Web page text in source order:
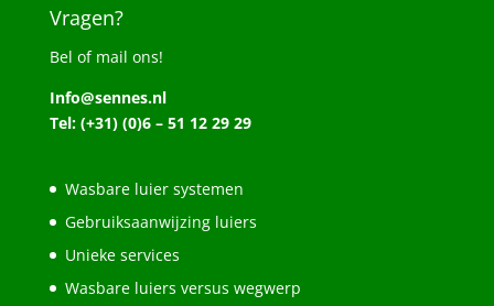
Vragen?
Bel of mail ons!
Info@sennes.nl
Tel: (+31) (0)6 – 51 12 29 29
Wasbare luier systemen
Gebruiksaanwijzing luiers
Unieke services
Wasbare luiers versus wegwerp